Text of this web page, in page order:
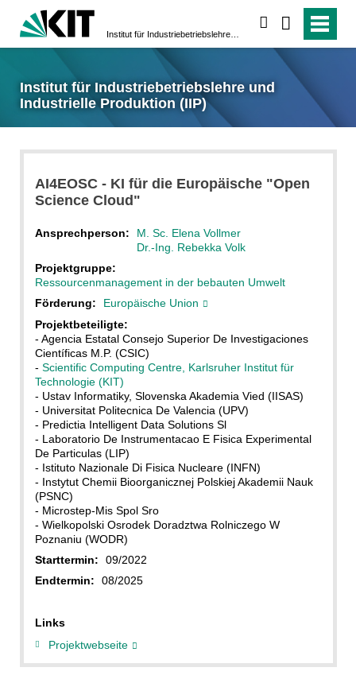
Institut für Industriebetriebslehre und
Industrielle Produktion (IIP)
AI4EOSC - KI für die Europäische "Open
Science Cloud"
Ansprechperson:
M. Sc. Elena Vollmer
Dr.-Ing. Rebekka Volk
Projektgruppe:
Ressourcenmanagement in der bebauten Umwelt
Förderung:
Europäische Union
Projektbeteiligte:
- Agencia Estatal Consejo Superior De Investigaciones
Científicas M.P. (CSIC)
- Scientific Computing Centre, Karlsruher Institut für
Technologie (KIT)
- Ustav Informatiky, Slovenska Akademia Vied (IISAS)
- Universitat Politecnica De Valencia (UPV)
- Predictia Intelligent Data Solutions Sl
- Laboratorio De Instrumentacao E Fisica Experimental
De Particulas (LIP)
- Istituto Nazionale Di Fisica Nucleare (INFN)
- Instytut Chemii Bioorganicznej Polskiej Akademii Nauk
(PSNC)
- Microstep-Mis Spol Sro
- Wielkopolski Osrodek Doradztwa Rolniczego W
Poznaniu (WODR)
Starttermin:
09/2022
Endtermin:
08/2025
Links
Projektwebseite